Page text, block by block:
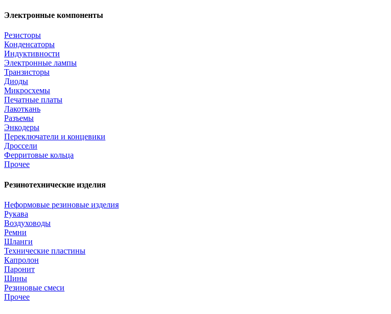
Электронные компоненты
Резисторы
Конденсаторы
Индуктивности
Электронные лампы
Транзисторы
Диоды
Микросхемы
Печатные платы
Лакоткань
Разъемы
Энкодеры
Переключатели и концевики
Дроссели
Ферритовые кольца
Прочее
Резинотехнические изделия
Неформовые резиновые изделия
Рукава
Воздуховоды
Ремни
Шланги
Технические пластины
Капролон
Паронит
Шины
Резиновые смеси
Прочее